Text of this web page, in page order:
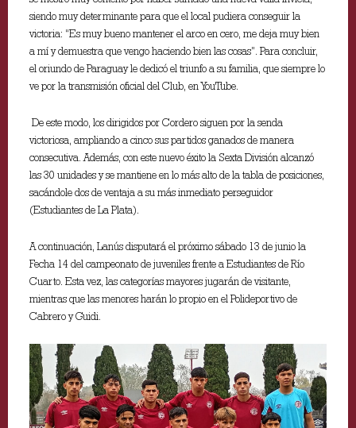
siendo muy determinante para que el local pudiera conseguir la
victoria: “Es muy bueno mantener el arco en cero, me deja muy bien
a mí y demuestra que vengo haciendo bien las cosas”. Para concluir,
el oriundo de Paraguay le dedicó el triunfo a su familia, que siempre lo
ve por la transmisión oficial del Club, en YouTube.
De este modo, los dirigidos por Cordero siguen por la senda
victoriosa, ampliando a cinco sus partidos ganados de manera
consecutiva. Además, con este nuevo éxito la Sexta División alcanzó
las 30 unidades y se mantiene en lo más alto de la tabla de posiciones,
sacándole dos de ventaja a su más inmediato perseguidor
(Estudiantes de La Plata).
A continuación, Lanús disputará el próximo sábado 13 de junio la
Fecha 14 del campeonato de juveniles frente a Estudiantes de Río
Cuarto. Esta vez, las categorías mayores jugarán de visitante,
mientras que las menores harán lo propio en el Polideportivo de
Cabrero y Guidi.